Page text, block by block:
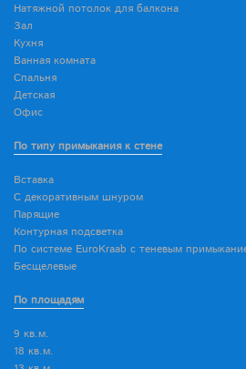
Натяжной потолок для балкона
Зал
Кухня
Ванная комната
Спальня
Детская
Офис
По типу примыкания к стене
Вставка
С декоративным шнуром
Парящие
Контурная подсветка
По системе EuroKraab с теневым
Бесщелевые
По площадям
9 кв.м.
18 кв.м.